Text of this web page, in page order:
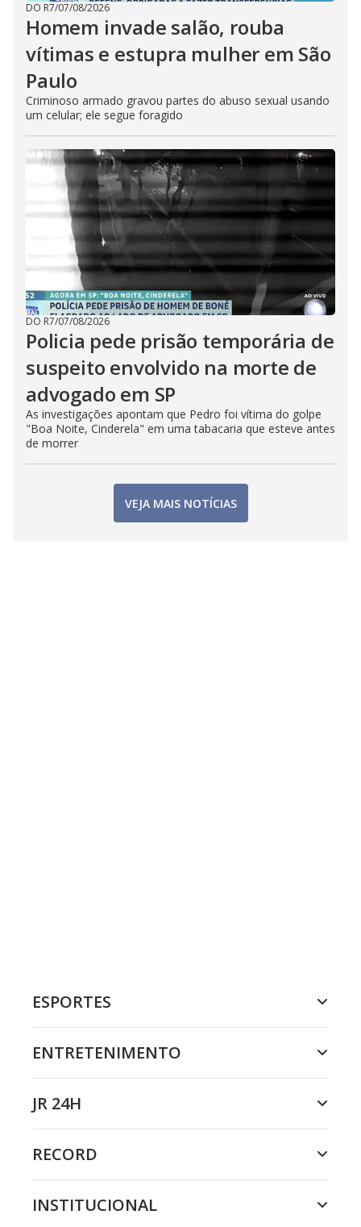
DO R7/07/08/2026
Homem invade salão, rouba
vítimas e estupra mulher em São
Paulo
Criminoso armado gravou partes do abuso sexual usando
um celular; ele segue foragido
DO R7/07/08/2026
Policia pede prisão temporária de
suspeito envolvido na morte de
advogado em SP
As investigações apontam que Pedro foi vítima do golpe
"Boa Noite, Cinderela" em uma tabacaria que esteve antes
de morrer
VEJA MAIS NOTÍCIAS
ESPORTES
ENTRETENIMENTO
JR 24H
RECORD
INSTITUCIONAL